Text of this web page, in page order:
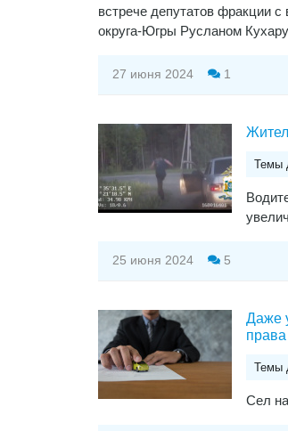
встрече депутатов фракции
округа-Югры Русланом
27 июня 2024 1
Темы
25 июня 2024 5
Даже
Темы
Сел